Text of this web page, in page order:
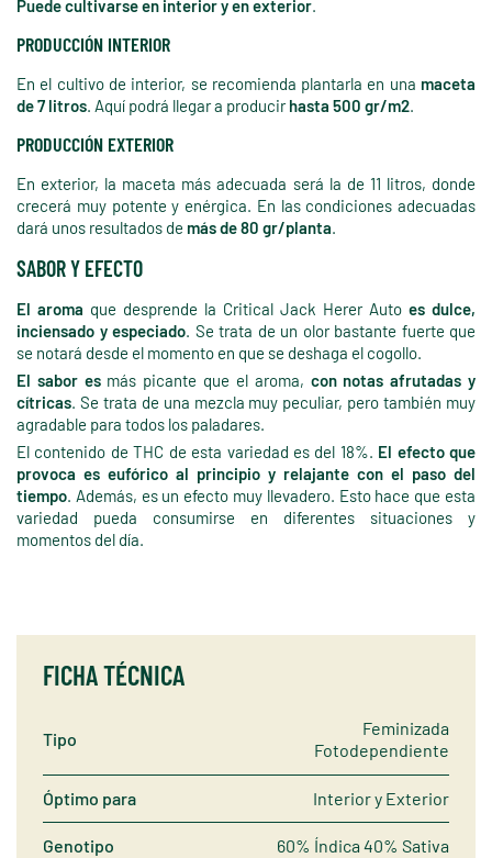
Puede cultivarse en interior y en exterior.
PRODUCCIÓN INTERIOR
En el cultivo de interior, se recomienda plantarla en una maceta
de 7 litros. Aquí podrá llegar a producirhasta 500 gr/m2.
PRODUCCIÓN EXTERIOR
En exterior, la maceta más adecuada será la de 11 litros, donde
crecerá muy potente y enérgica. En las condiciones adecuadas
dará unos resultados de más de 80 gr/planta.
SABOR Y EFECTO
El aroma que desprende la Critical Jack Herer Auto es dulce,
inciensado y especiado. Se trata de un olor bastante fuerte que
se notará desde el momento en que se deshaga el cogollo.
El sabor esmás picante que el aroma, con notas afrutadas y
cítricas. Se trata de una mezcla muy peculiar, pero también muy
agradable para todos los paladares.
El contenido de THC de esta variedad es del 18%. El efecto que
provoca es eufórico al principio y relajante con el paso del
tiempo. Además, es un efecto muy llevadero. Esto hace que esta
variedad pueda consumirse en diferentes situaciones y
momentos del día.
FICHA TÉCNICA
Tipo
Feminizada
Fotodependiente
Óptimo para Interior y Exterior
Genotipo 60% Índica 40% Sativa